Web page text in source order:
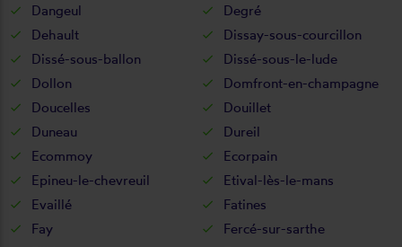
Dangeul
Degré
Dehault
Dissay-sous-courcillon
Dissé-sous-ballon
Dissé-sous-le-lude
Dollon
Domfront-en-champagne
Doucelles
Douillet
Duneau
Dureil
Ecommoy
Ecorpain
Epineu-le-chevreuil
Etival-lès-le-mans
Evaillé
Fatines
Fay
Fercé-sur-sarthe